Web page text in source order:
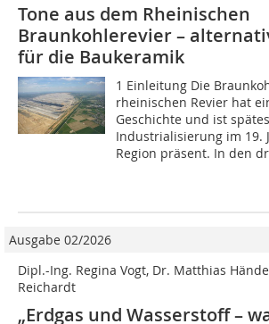
Tone aus dem Rheinischen
Braunkohlerevier –
für die Baukeramik
1 Einleitung Die
rheinischen Revier hat
Geschichte und ist
Industrialisierung im 19.
Region präsent. In den
Ausgabe 02/2026
Dipl.-Ing. Regina Vogt, Dr. Matthias
Reichardt
„Erdgas und Wasserstoff –